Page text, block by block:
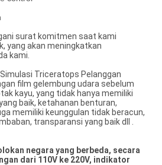
surat komitmen saat kami
yang akan meningkatkan
kami.
Triceratops Pelanggan
film gelembung udara sebelum
kayu, yang tidak hanya memiliki
baik, ketahanan benturan,
memiliki keunggulan tidak beracun,
transparansi yang baik dll .
negara yang berbeda, secara
dari 110V ke 220V, indikator